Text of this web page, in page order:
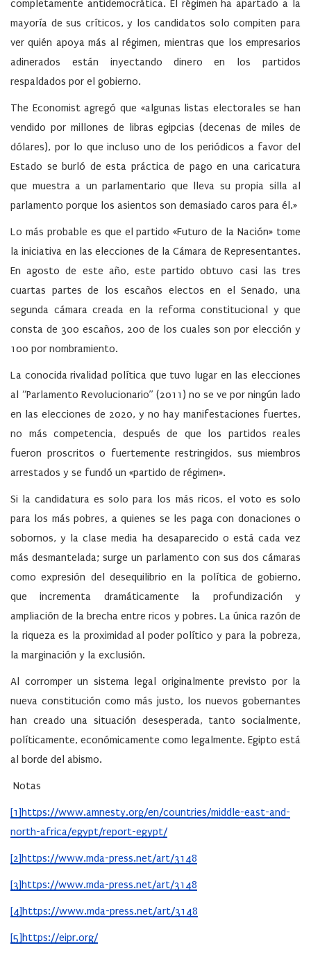
completamente antidemocrática. El régimen ha apartado a la
mayoría de sus críticos, y los candidatos solo compiten para
ver quién apoya más al régimen, mientras que los empresarios
adinerados están inyectando dinero en los partidos
respaldados por el gobierno.
The Economist agregó que «algunas listas electorales se han
vendido por millones de libras egipcias (decenas de miles de
dólares), por lo que incluso uno de los periódicos a favor del
Estado se burló de esta práctica de pago en una caricatura
que muestra a un parlamentario que lleva su propia silla al
parlamento porque los asientos son demasiado caros para él.»
Lo más probable es que el partido «Futuro de la Nación» tome
la iniciativa en las elecciones de la Cámara de Representantes.
En agosto de este año, este partido obtuvo casi las tres
cuartas partes de los escaños electos en el Senado, una
segunda cámara creada en la reforma constitucional y que
consta de 300 escaños, 200 de los cuales son por elección y
100 por nombramiento.
La conocida rivalidad política que tuvo lugar en las elecciones
al “Parlamento Revolucionario” (2011) no se ve por ningún lado
en las elecciones de 2020, y no hay manifestaciones fuertes,
no más competencia, después de que los partidos reales
fueron proscritos o fuertemente restringidos, sus miembros
arrestados y se fundó un «partido de régimen».
Si la candidatura es solo para los más ricos, el voto es solo
para los más pobres, a quienes se les paga con donaciones o
sobornos, y la clase media ha desaparecido o está cada vez
más desmantelada; surge un parlamento con sus dos cámaras
como expresión del desequilibrio en la política de gobierno,
que incrementa dramáticamente la profundización y
ampliación de la brecha entre ricos y pobres. La única razón de
la riqueza es la proximidad al poder político y para la pobreza,
la marginación y la exclusión.
Al corromper un sistema legal originalmente previsto por la
nueva constitución como más justo, los nuevos gobernantes
han creado una situación desesperada, tanto socialmente,
políticamente, económicamente como legalmente. Egipto está
al borde del abismo.
Notas
[1]https://www.amnesty.org/en/countries/middle-east-and-
north-africa/egypt/report-egypt/
[2]https://www.mda-press.net/art/3148
[3]https://www.mda-press.net/art/3148
[4]https://www.mda-press.net/art/3148
[5]https://eipr.org/